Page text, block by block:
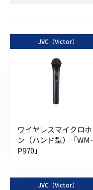
JVC（Victor）
ワイヤレスマイクロホ
ン（ハンド型）「WM-
P970」
JVC（Victor）